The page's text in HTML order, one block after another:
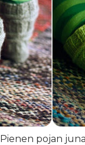
Pienen pojan